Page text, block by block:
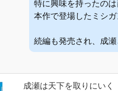
特に興味を持ったの
本作で登場したミシ
続編も発売され、成
成瀬は天下を取りにいく